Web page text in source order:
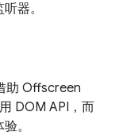
器。
助 Offscreen
DOM API，而
。